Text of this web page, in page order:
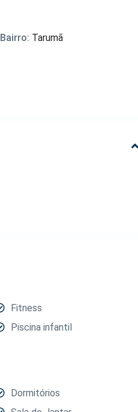
Bairro: Tarumã
Fitness
Piscina infantil
Dormitórios